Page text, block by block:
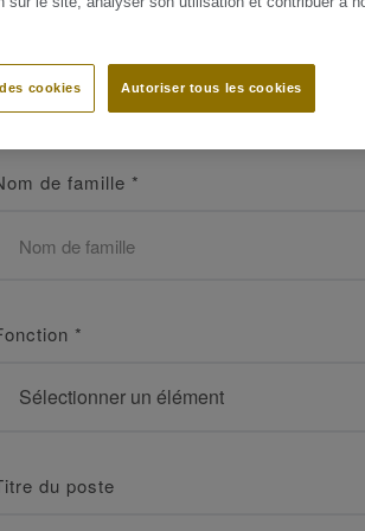
de famille *
*
du poste
Autoriser tous les cookies
cookies